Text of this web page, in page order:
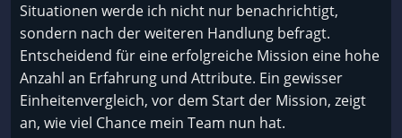
Situationen werde ich nicht nur benachrichtigt,
sondern nach der weiteren Handlung befragt.
Entscheidend für eine erfolgreiche Mission eine hohe
Anzahl an Erfahrung und Attribute. Ein gewisser
Einheitenvergleich, vor dem Start der Mission, zeigt
an, wie viel Chance mein Team nun hat.